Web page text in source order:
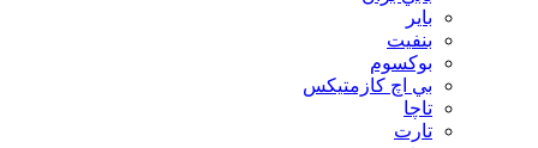
بایر
بنفيت
بوكسوم
بي اچ كازمتيكس
تاچا
تارت